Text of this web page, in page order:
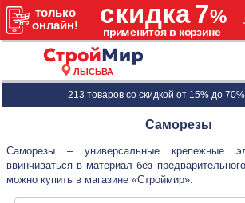
ЛЫСЬВА
213 товаров со скидкой от 15% до 70%
Саморезы
Саморезы – универсальные крепежные
ввинчиваться в материал без
можно купить в магазине «Строймир».